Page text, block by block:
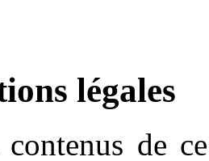
légales
de